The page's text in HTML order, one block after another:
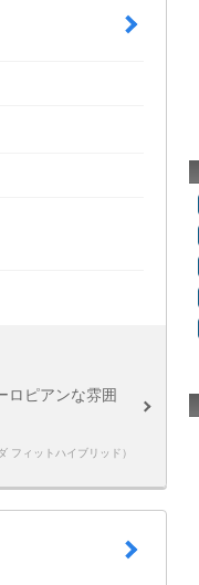
ロピアンな雰囲
フィットハイブリッド）